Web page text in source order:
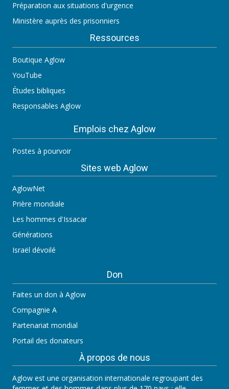
Préparation aux situations d'urgence
Ministère auprès des prisonniers
Ressources
Boutique Aglow
YouTube
Études bibliques
Responsables Aglow
Emplois chez Aglow
Postes à pourvoir
Sites web Aglow
AglowNet
Prière mondiale
Les hommes d'Issacar
Générations
Israël dévoilé
Don
Faites un don à Aglow
Compagnie A
Partenariat mondial
Portail des donateurs
À propos de nous
Aglow est une organisation internationale regroupant des